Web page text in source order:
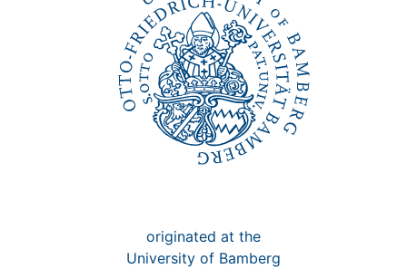
originated at the
University of Bamberg